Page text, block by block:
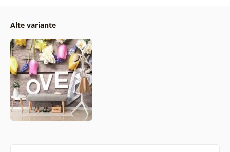
Alte variante